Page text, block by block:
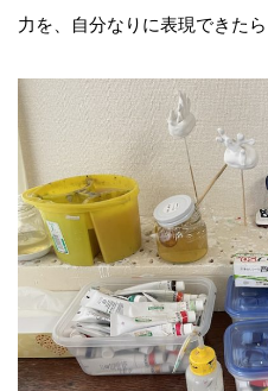
力を、自分なりに表現できたら